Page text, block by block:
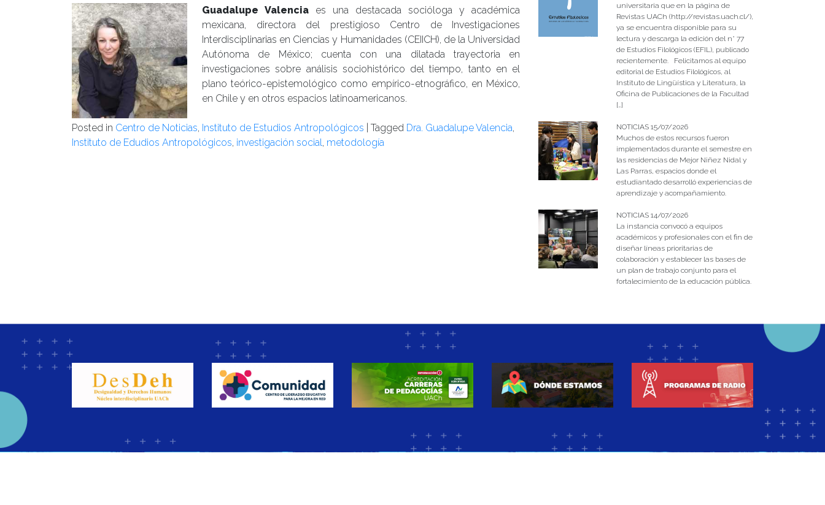
Guadalupe Valencia es una destacada socióloga y académica
mexicana, directora del prestigioso Centro de Investigaciones
Interdisciplinarias en Ciencias y Humanidades (CEIICH), de la Universidad
Autónoma de México; cuenta con una dilatada trayectoria en
investigaciones sobre análisis sociohistórico del tiempo, tanto en el
plano teórico-epistemológico como empírico-etnográfico, en México,
en Chile y en otros espacios latinoamericanos.
Posted in Centro de Noticias, Instituto de Estudios Antropológicos Tagged Dra. Guadalupe Valencia,
Instituto de Edudios Antropológicos, investigación social, metodología
universitaria que en la página de
Revistas UACh (http://revistas.uach.cl/),
ya se encuentra disponible para su
lectura y descarga la edición del n° 77
de Estudios Filológicos (EFIL), publicado
recientemente. Felicitamos al equipo
editorial de Estudios Filológicos, al
Instituto de Lingüística y Literatura, la
Oficina de Publicaciones de la Facultad
[…]
NOTICIAS 15/07/2026
Muchos de estos recursos fueron
implementados durante el semestre en
las residencias de Mejor Niñez Nidal y
Las Parras, espacios donde el
estudiantado desarrolló experiencias de
aprendizaje y acompañamiento.
NOTICIAS 14/07/2026
La instancia convocó a equipos
académicos y profesionales con el fin de
diseñar líneas prioritarias de
colaboración y establecer las bases de
un plan de trabajo conjunto para el
fortalecimiento de la educación pública.